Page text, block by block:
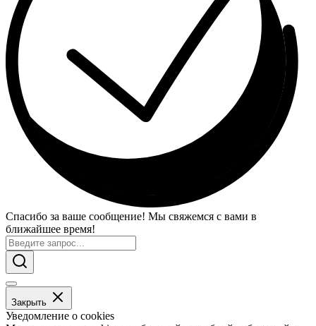
Спасибо за ваше сообщение! Мы свяжемся с вами в
ближайшее время!
Закрыть
Уведомление о cookies